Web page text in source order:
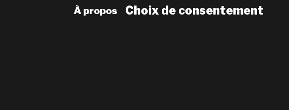
À propos Choix de consentement